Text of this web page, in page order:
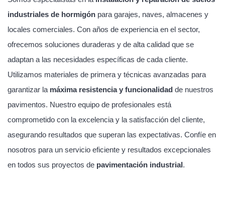
industriales de hormigón para garajes, naves, almacenes y
locales comerciales. Con años de experiencia en el sector,
ofrecemos soluciones duraderas y de alta calidad que se
adaptan a las necesidades específicas de cada cliente.
Utilizamos materiales de primera y técnicas avanzadas para
garantizar la máxima resistencia y funcionalidad de nuestros
pavimentos. Nuestro equipo de profesionales está
comprometido con la excelencia y la satisfacción del cliente,
asegurando resultados que superan las expectativas. Confíe en
nosotros para un servicio eficiente y resultados excepcionales
en todos sus proyectos de pavimentación industrial.